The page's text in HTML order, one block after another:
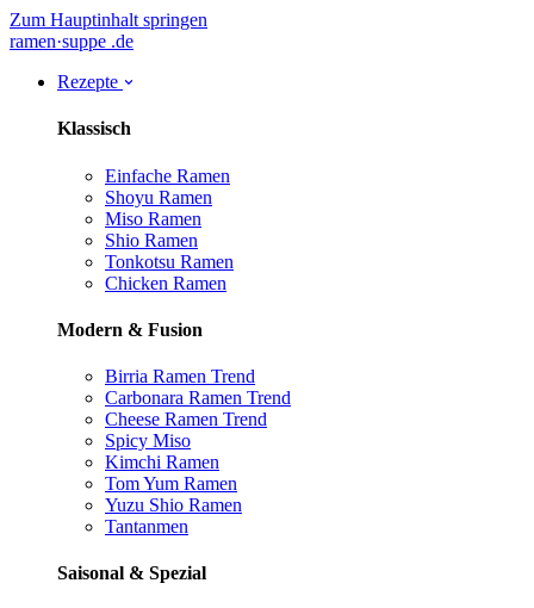
Zum Hauptinhalt springen
ramen·suppe .de
Rezepte
Klassisch
Einfache Ramen
Shoyu Ramen
Miso Ramen
Shio Ramen
Tonkotsu Ramen
Chicken Ramen
Modern & Fusion
Birria Ramen Trend
Carbonara Ramen Trend
Cheese Ramen Trend
Spicy Miso
Kimchi Ramen
Tom Yum Ramen
Yuzu Shio Ramen
Tantanmen
Saisonal & Spezial